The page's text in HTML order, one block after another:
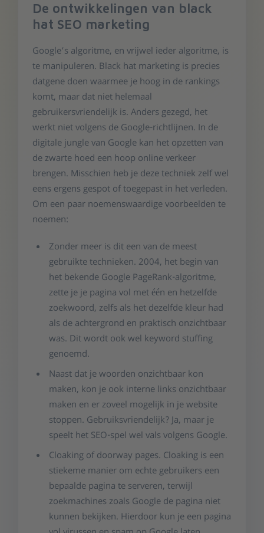
De ontwikkelingen van black
hat SEO marketing
Google’s algoritme, en vrijwel ieder algoritme, is
te manipuleren. Black hat marketing is precies
datgene doen waarmee je hoog in de rankings
komt, maar dat niet helemaal
gebruikersvriendelijk is. Anders gezegd, het
werkt niet volgens de Google-richtlijnen. In de
digitale jungle van Google kan het opzetten van
de zwarte hoed een hoop online verkeer
brengen. Misschien heb je deze techniek zelf wel
eens ergens gespot of toegepast in het verleden.
Om een paar noemenswaardige voorbeelden te
noemen:
Zonder meer is dit een van de meest
gebruikte technieken. 2004, het begin van
het bekende Google PageRank-algoritme,
zette je je pagina vol met één en hetzelfde
zoekwoord, zelfs als het dezelfde kleur had
als de achtergrond en praktisch onzichtbaar
was. Dit wordt ook wel keyword stuffing
genoemd.
Naast dat je woorden onzichtbaar kon
maken, kon je ook interne links onzichtbaar
maken en er zoveel mogelijk in je website
stoppen. Gebruiksvriendelijk? Ja, maar je
speelt het SEO-spel wel vals volgens Google.
Cloaking of doorway pages. Cloaking is een
stiekeme manier om echte gebruikers een
bepaalde pagina te serveren, terwijl
zoekmachines zoals Google de pagina niet
kunnen bekijken. Hierdoor kun je een pagina